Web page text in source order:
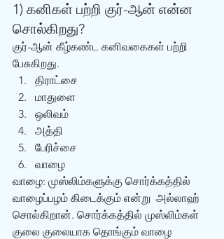
1) கனிகள் பற்றி குர்-ஆன் என்ன
சொல்கிறது?
குர்-ஆன் கீழ்கண்ட கனிவகைகள் பற்றி
பேசுகிறது.
திராட்சை
மாதுளை
ஒலிவம்
அத்தி
பேரிச்சை
வாழை
வாழை: முஸ்லிம்களுக்கு சொர்க்கத்தில்
வாழைப்பழம் கிடைக்கும் என்று  அல்லாஹ்
சொல்கிறான். சொர்க்கத்தில் முஸ்லிம்கள்
குலை குலையாக தொங்கும் வாழை